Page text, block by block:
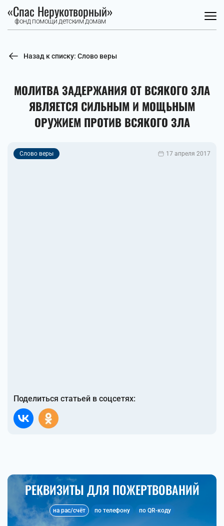
«Спас Нерукотворный»
фонд помощи детским домам
Назад к списку: Слово веры
МОЛИТВА ЗАДЕРЖАНИЯ ОТ ВСЯКОГО ЗЛА
ЯВЛЯЕТСЯ СИЛЬНЫМ И МОЩЬНЫМ
ОРУЖИЕМ ПРОТИВ ВСЯКОГО ЗЛА
Слово веры 17 апреля 2017
Поделиться статьей в соцсетях:
РЕКВИЗИТЫ ДЛЯ ПОЖЕРТВОВАНИЙ
на рас/счёт по телефону по QR-коду